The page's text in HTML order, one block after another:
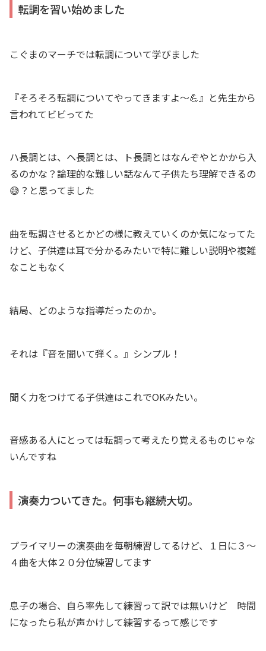
転調を習い始めました
こぐまのマーチでは転調について学びました
『そろそろ転調についてやってきますよ〜💪』と先生から
言われてビビってた
ハ長調とは、ヘ長調とは、ト長調とはなんぞやとかから入
るのかな？論理的な難しい話なんて子供たち理解できるの
😅？と思ってました
曲を転調させるとかどの様に教えていくのか気になってた
けど、子供達は耳で分かるみたいで特に難しい説明や複雑
なこともなく
結局、どのような指導だったのか。
それは『音を聞いて弾く。』シンプル！
聞く力をつけてる子供達はこれでOKみたい。
音感ある人にとっては転調って考えたり覚えるものじゃな
いんですね
演奏力ついてきた。何事も継続大切。
プライマリーの演奏曲を毎朝練習してるけど、１日に３〜
４曲を大体２０分位練習してます
息子の場合、自ら率先して練習って訳では無いけど 時間
になったら私が声かけして練習するって感じです